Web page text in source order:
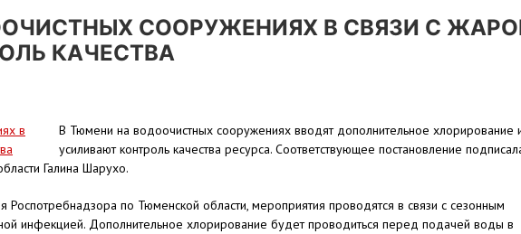
СООРУЖЕНИЯХ В СВЯЗИ С
КАЧЕСТВА
В Тюмени на водоочистных сооружениях вводят дополнительное хлорирование
усиливают контроль качества ресурса. Соответствующее постановление
Галина Шарухо.
по Тюменской области, мероприятия проводятся в связи с сезонным
инфекцией. Дополнительное хлорирование будет проводиться перед подачей воды в